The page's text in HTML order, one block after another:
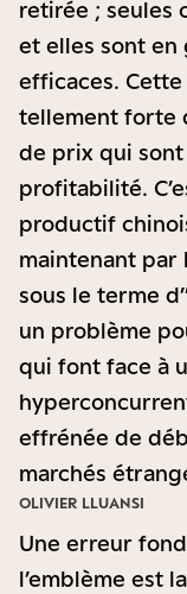
retirée ; seules
et elles sont
efficaces.
tellement forte
de prix qui
profitabilité.
productif
maintenant par
sous le terme
un problème
qui font face à
effrénée de
marchés
Une erreur
l’emblème est
OLIVIER LLUANSI